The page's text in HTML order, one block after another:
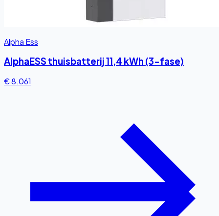
Alpha Ess
AlphaESS thuisbatterij 11,4 kWh (3-fase)
€ 8.061